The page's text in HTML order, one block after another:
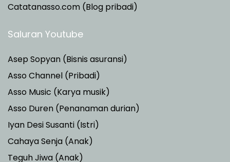
Catatanasso.com (Blog pribadi)
Saluran Youtube
Asep Sopyan (Bisnis asuransi)
Asso Channel (Pribadi)
Asso Music (Karya musik)
Asso Duren (Penanaman durian)
Iyan Desi Susanti (Istri)
Cahaya Senja (Anak)
Teguh Jiwa (Anak)